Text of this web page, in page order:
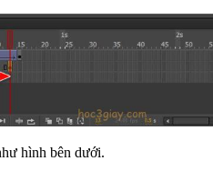
hình bên dưới.